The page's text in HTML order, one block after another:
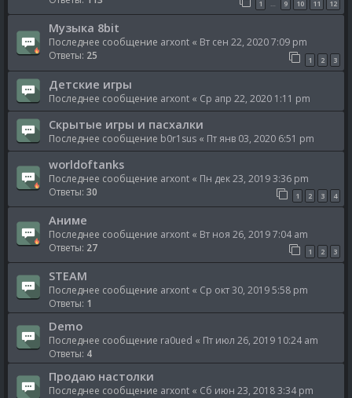
1 … 9 10 11 12
Музыка 8bit
Последнее сообщение arxont « Вт сен 22, 2020 7:09 pm
Ответы: 25 1 2 3
Детские игры
Последнее сообщение arxont « Ср апр 22, 2020 1:11 pm
Скрытые игры и пасхалки
Последнее сообщение b0r1sus « Пт янв 03, 2020 6:51 pm
worldoftanks
Последнее сообщение arxont « Пн дек 23, 2019 3:36 pm
Ответы: 30 1 2 3 4
Аниме
Последнее сообщение arxont « Вт ноя 26, 2019 7:04 am
Ответы: 27 1 2 3
STEAM
Последнее сообщение arxont « Ср окт 30, 2019 5:58 pm
Ответы: 1
Demo
Последнее сообщение ra0ued « Пт июл 26, 2019 10:24 am
Ответы: 4
Продаю настолки
Последнее сообщение arxont « Сб июн 23, 2018 3:34 pm